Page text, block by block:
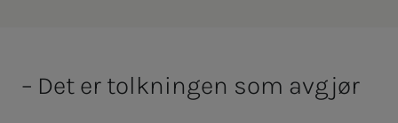
– Det er tolkningen som avgjør